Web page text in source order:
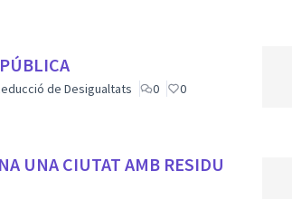
de Desigualtats 0 0
UNA CIUTAT AMB RESIDU